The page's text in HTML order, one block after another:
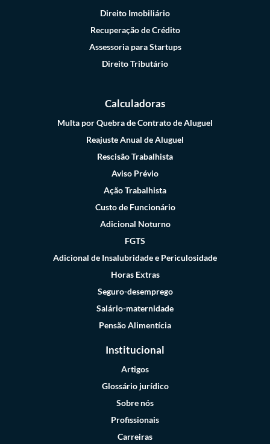
Direito Imobiliário
Recuperação de Crédito
Assessoria para Startups
Direito Tributário
Calculadoras
Multa por Quebra de Contrato de Aluguel
Reajuste Anual de Aluguel
Rescisão Trabalhista
Aviso Prévio
Ação Trabalhista
Custo de Funcionário
Adicional Noturno
FGTS
Adicional de Insalubridade e Periculosidade
Horas Extras
Seguro-desemprego
Salário-maternidade
Pensão Alimentícia
Institucional
Artigos
Glossário jurídico
Sobre nós
Profissionais
Carreiras